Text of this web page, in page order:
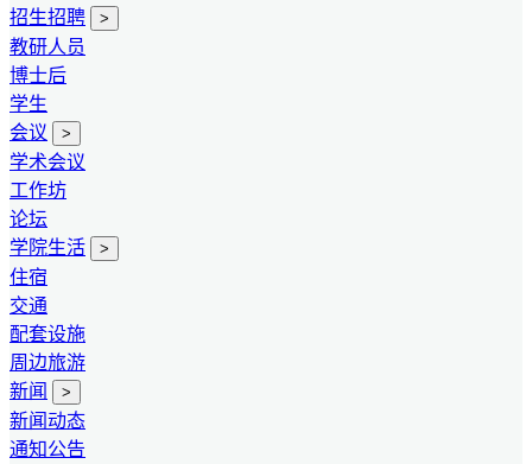
招生招聘
>
教研人员
博士后
学生
会议
>
学术会议
工作坊
论坛
学院生活
>
住宿
交通
配套设施
周边旅游
新闻
>
新闻动态
通知公告